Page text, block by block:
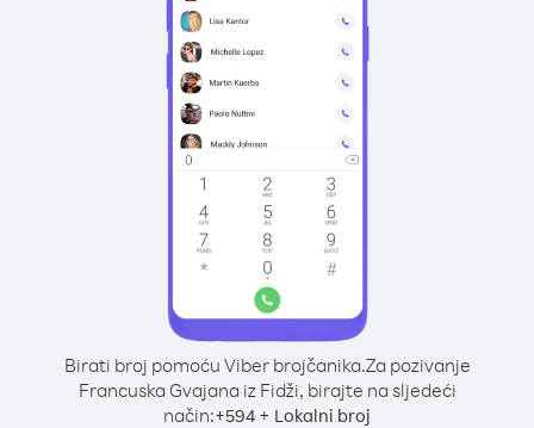
Birati broj pomoću Viber brojčanika.Za pozivanje
Francuska Gvajana iz Fidži, birajte na sljedeći
način:+594 + Lokalni broj